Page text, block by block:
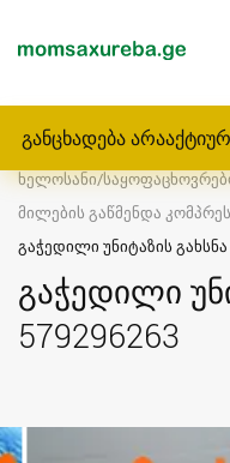
განცხადება
მთავარი
მომსახურება
ხელოსანი/
მილების გაწმენდა
გაჭედილი უნიტაზის გახსნა
გაჭედილი
579296263